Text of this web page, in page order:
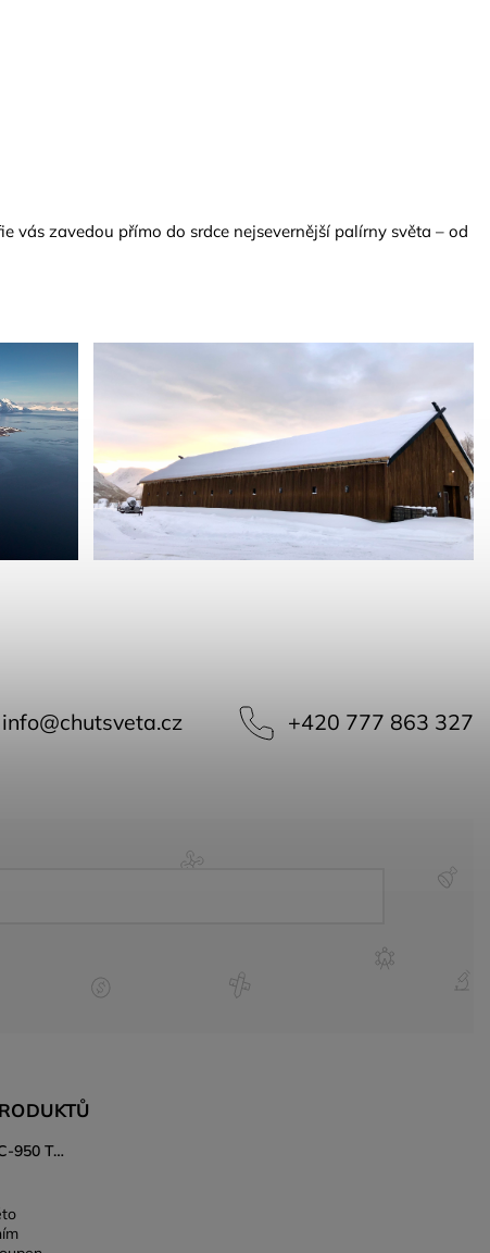
vás zavedou přímo do srdce nejsevernější palírny světa – od
info@chutsveta.cz +420 777 863 327
Japonský nůž Gyuto Kanetsune KC-950 Tsuchime 240 mm – DSR-1K6 ocel, Tsuchime povrch